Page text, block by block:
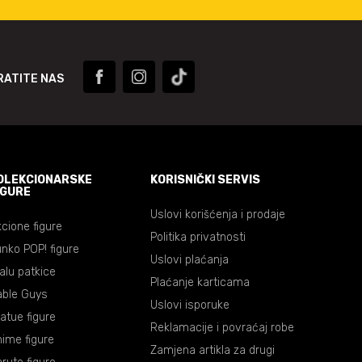
NAS
figure
POP! figure
patkice
Guys
figure
figure
KORISNIČKI SERVIS
Uslovi korišćenja i prodaje
Politika privatnosti
Uslovi plaćanja
Plaćanje karticama
Uslovi isporuke
Reklamacije i povraćaj robe
Zamjena artikla za drugi